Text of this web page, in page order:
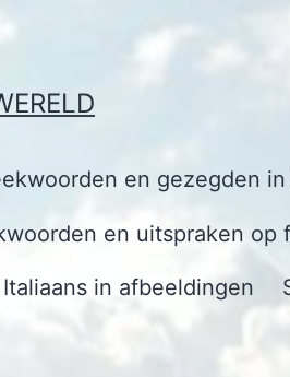
en gezegden
en uitspraken op
in afbeeldingen